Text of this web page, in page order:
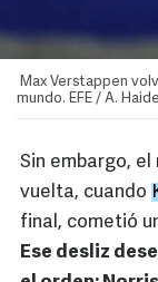
Max Verstappen
mundo. EFE / A.
Sin embargo,
vuelta, cuando
final, cometió
Ese desliz